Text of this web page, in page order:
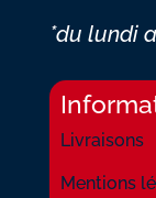
*du lundi
Livraisons
Mentions